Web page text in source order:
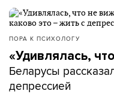
ПОРА К ПСИХОЛОГУ
«Удивлялась,
Беларусы
депрессией